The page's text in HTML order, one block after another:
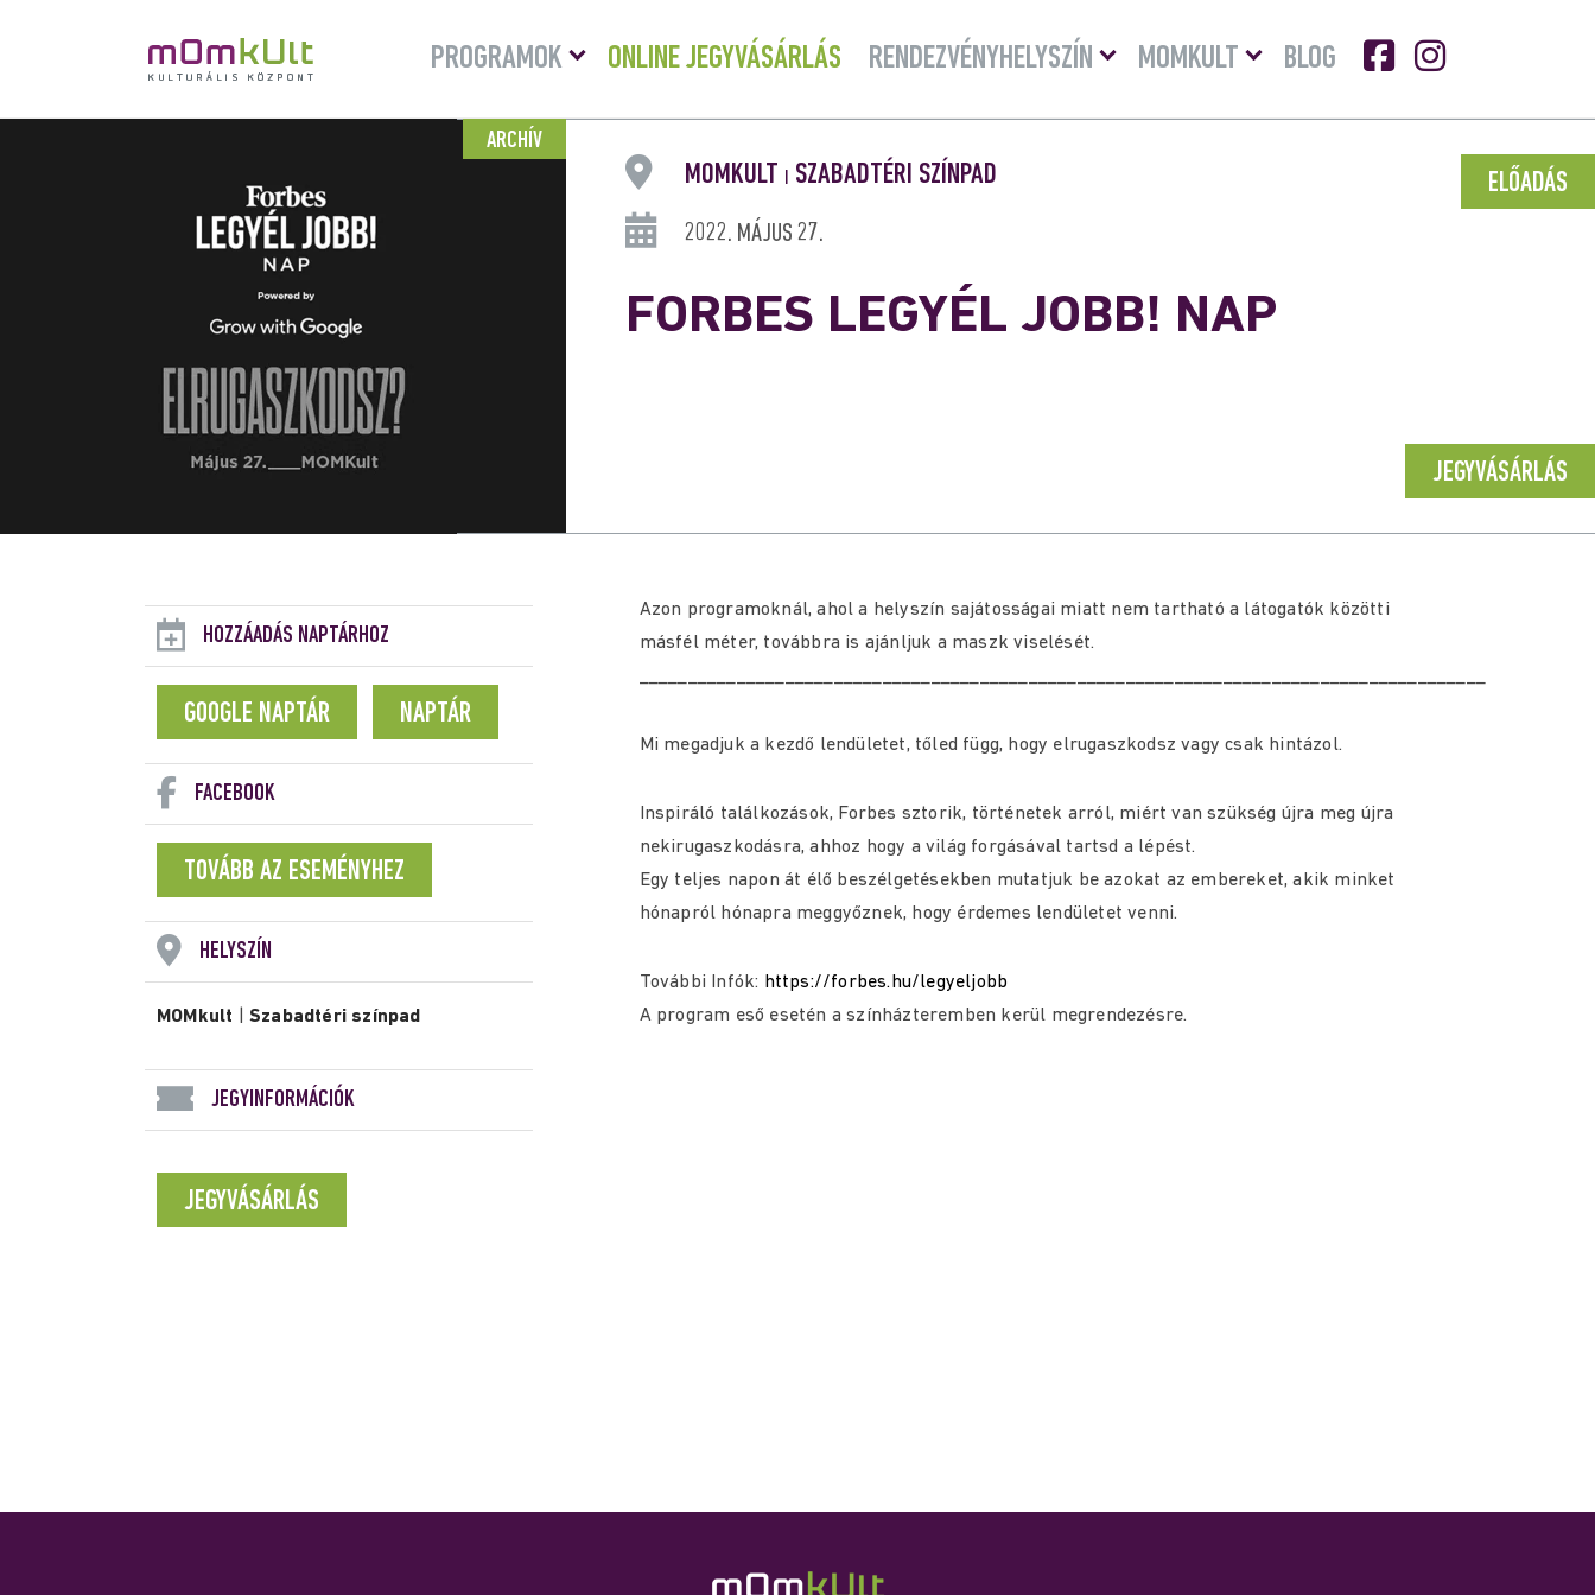
PROGRAMOK
Menü
lenyitása
ONLINE JEGYVÁSÁRLÁS RENDEZVÉNYHELYSZÍN
Menü
lenyitásaMOMKULT
Menü
lenyitása
BLOG
ARCHÍV
ELŐADÁS
MOMKULT SZABADTÉRI SZÍNPAD
2022. MÁJUS 27.
FORBES LEGYÉL JOBB! NAP
JEGYVÁSÁRLÁS
HOZZÁADÁS NAPTÁRHOZ
GOOGLE NAPTÁR NAPTÁR
FACEBOOK
TOVÁBB AZ ESEMÉNYHEZ
HELYSZÍN
MOMkult |Szabadtéri színpad
JEGYINFORMÁCIÓK
JEGYVÁSÁRLÁS
Azon programoknál, ahol a helyszín sajátosságai miatt nem tartható a látogatók közötti
másfél méter, továbbra is ajánljuk a maszk viselését.
Mi megadjuk a kezdő lendületet, tőled függ, hogy elrugaszkodsz vagy csak hintázol.
Inspiráló találkozások, Forbes sztorik, történetek arról, miért van szükség újra meg újra
nekirugaszkodásra, ahhoz hogy a világ forgásával tartsd a lépést.
Egy teljes napon át élő beszélgetésekben mutatjuk be azokat az embereket, akik minket
hónapról hónapra meggyőznek, hogy érdemes lendületet venni.
További Infók: https://forbes.hu/legyeljobb
A program eső esetén a színházteremben kerül megrendezésre.